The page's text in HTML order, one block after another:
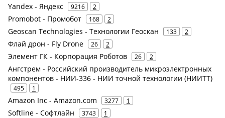
Yandex - Яндекс 9216 2
Promobot - Промобот 168 2
Geoscan Technologies - Технологии Геоскан 133 2
Флай дрон - Fly Drone 26 2
Элемент ГК - Корпорация Роботов 26 2
Ангстрем - Российский производитель микроэлектронных
компонентов - НИИ-336 - НИИ точной технологии (НИИТТ)
495 1
Amazon Inc - Amazon.com 3277 1
Softline - Софтлайн 3743 1